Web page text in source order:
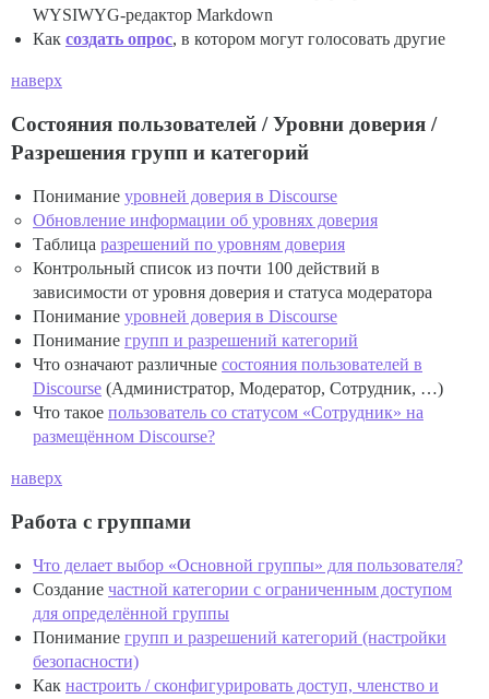
WYSIWYG-редактор Markdown
Как создать опрос, в котором могут голосовать другие
наверх
Состояния пользователей / Уровни доверия /
Разрешения групп и категорий
Понимание уровней доверия в Discourse
Обновление информации об уровнях доверия
Таблица разрешений по уровням доверия
Контрольный список из почти 100 действий в
зависимости от уровня доверия и статуса модератора
Понимание уровней доверия в Discourse
Понимание групп и разрешений категорий
Что означают различные состояния пользователей в
Discourse (Администратор, Модератор, Сотрудник, …)
Что такое пользователь со статусом «Сотрудник» на
размещённом Discourse?
наверх
Работа с группами
Что делает выбор «Основной группы» для пользователя?
Создание частной категории с ограниченным доступом
для определённой группы
Понимание групп и разрешений категорий (настройки
безопасности)
Как настроить / сконфигурировать доступ, членство и